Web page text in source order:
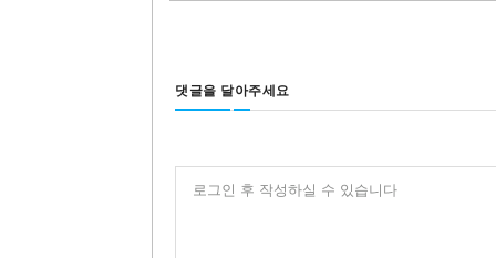
댓글을 달아주세요
로그인 후 작성하실 수 있습니다